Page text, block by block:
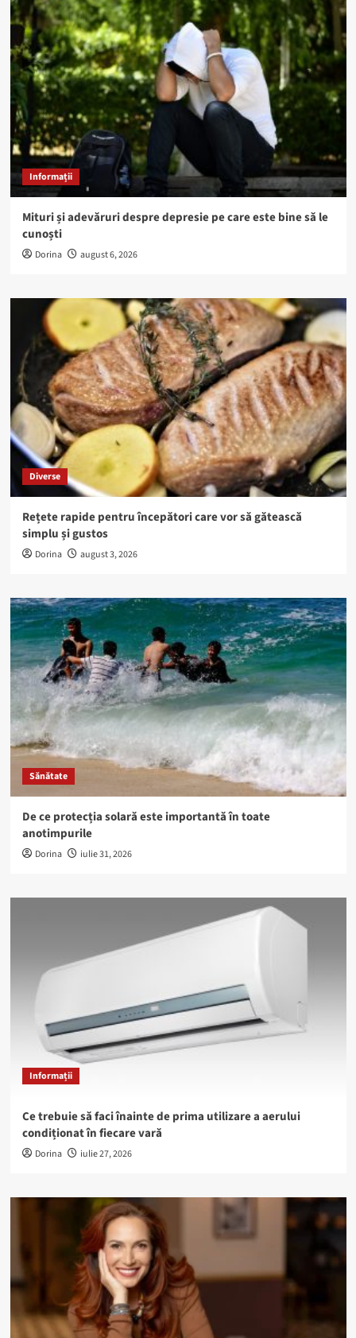
Informații
Mituri și adevăruri despre depresie pe care este bine să le
cunoști
Dorina august 6, 2026
Diverse
Rețete rapide pentru începători care vor să gătească
simplu și gustos
Dorina august 3, 2026
Sănătate
De ce protecția solară este importantă în toate
anotimpurile
Dorina iulie 31, 2026
Informații
Ce trebuie să faci înainte de prima utilizare a aerului
condiționat în fiecare vară
Dorina iulie 27, 2026